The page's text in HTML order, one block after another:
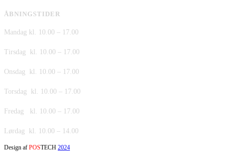
ÅBNINGSTIDER
Mandag kl. 10.00 – 17.00
Tirsdag kl. 10.00 – 17.00
Onsdag kl. 10.00 – 17.00
Torsdag kl. 10.00 – 17.00
Fredag kl. 10.00 – 17.00
Lørdag kl. 10.00 – 14.00
Design af POSTECH 2024